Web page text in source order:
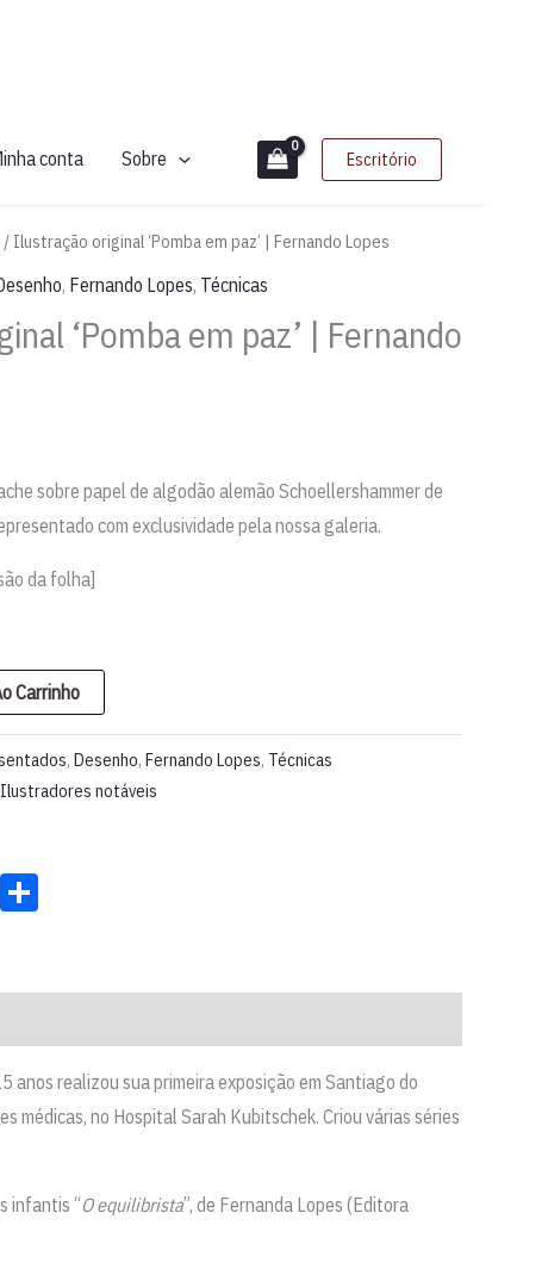
conta Sobre Escritório
/ Ilustração original ‘Pomba em paz’ | Fernando Lopes
, Fernando Lopes, Técnicas
‘Pomba em paz’ | Fernando
sobre papel de algodão alemão Schoellershammer de
com exclusividade pela nossa galeria.
da folha]
Carrinho
, Desenho, Fernando Lopes, Técnicas
Ilustradores notáveis
Facebook
anos realizou sua primeira exposição em Santiago do
médicas, no Hospital Sarah Kubitschek. Criou várias séries
infantis “O equilibrista”, de Fernanda Lopes (Editora